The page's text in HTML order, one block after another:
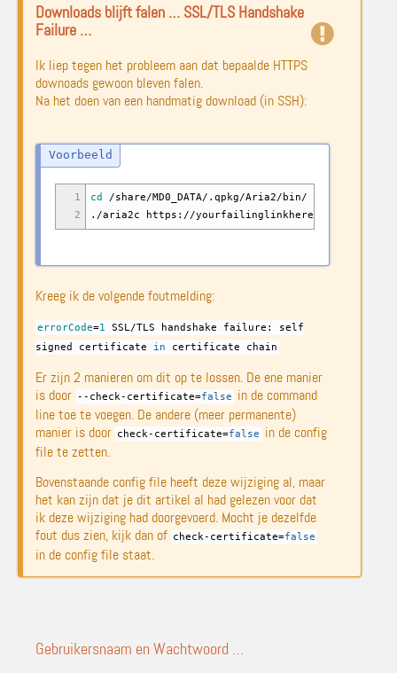
Downloads blijft falen … SSL/TLS Handshake
Failure …
Ik liep tegen het probleem aan dat bepaalde HTTPS
downoads gewoon bleven falen.
Na het doen van een handmatig download (in SSH):
1
2
cd /share/MD0_DATA/ .qpkg/Aria2/ bin/
. /aria2c https: //yourfailinglinkhere
Kreeg ik de volgende foutmelding:
errorCode=1 SSL/TLS handshake failure: self
signed certificate in certificate chain
Er zijn 2 manieren om dit op te lossen. De ene manier
is door --check-certificate=false
in de command
line toe te voegen. De andere (meer permanente)
manier is door check-certificate=false
in de config
file te zetten.
Bovenstaande config file heeft deze wijziging al, maar
het kan zijn dat je dit artikel al had gelezen voor dat
ik deze wijziging had doorgevoerd. Mocht je dezelfde
fout dus zien, kijk dan of check-certificate=false
in de config file staat.
Gebruikersnaam en Wachtwoord …